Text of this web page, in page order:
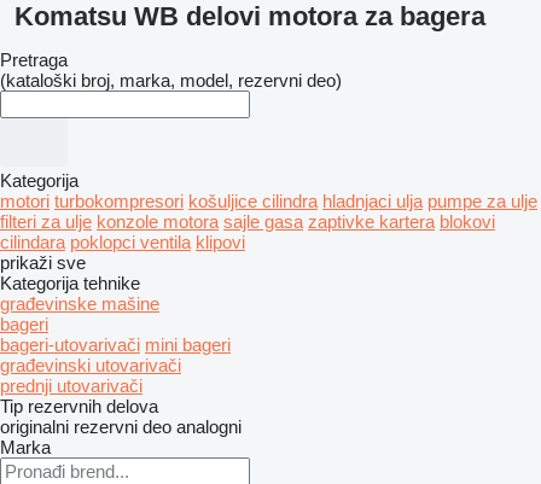
Komatsu WB delovi motora za bagerа
Pretraga
(kataloški broj, marka, model, rezervni deo)
Kategorija
motori turbokompresori košuljice cilindra hladnjaci ulja pumpe za ulje
filteri za ulje konzole motora sajle gasa zaptivke kartera blokovi
cilindara poklopci ventila klipovi
prikaži sve
Kategorija tehnike
građevinske mašine
bageri
bageri-utovarivači mini bageri
građevinski utovarivači
prednji utovarivači
Tip rezervnih delova
originalni rezervni deo analogni
Marka